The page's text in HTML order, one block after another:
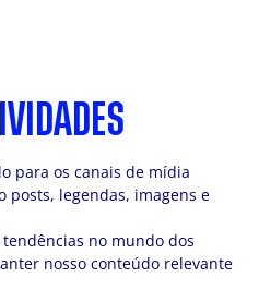
para os canais de mídia
posts, legendas, imagens e
no mundo dos
nosso conteúdo relevante